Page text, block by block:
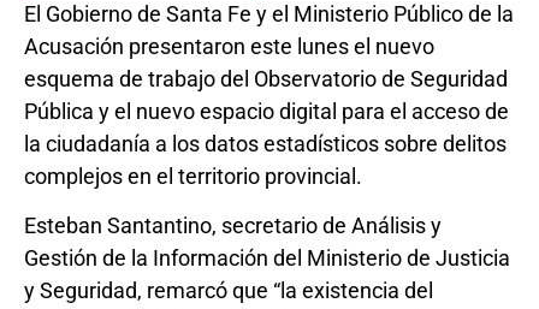
El Gobierno de Santa Fe y el Ministerio Público de la
Acusación presentaron este lunes el nuevo
esquema de trabajo del Observatorio de Seguridad
Pública y el nuevo espacio digital para el acceso de
la ciudadanía a los datos estadísticos sobre delitos
complejos en el territorio provincial.
Esteban Santantino, secretario de Análisis y
Gestión de la Información del Ministerio de Justicia
y Seguridad, remarcó que “la existencia del